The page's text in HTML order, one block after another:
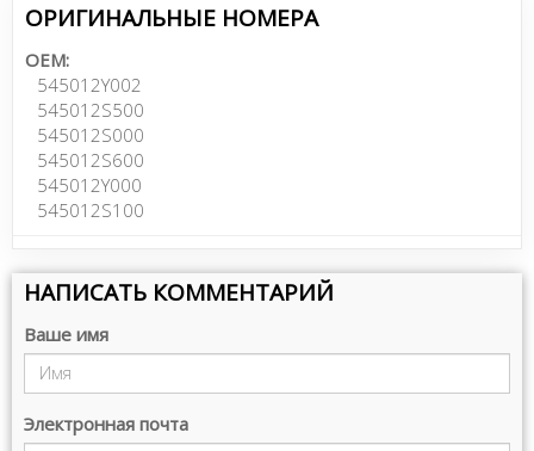
ОРИГИНАЛЬНЫЕ НОМЕРА
OEM:
545012Y002
545012S500
545012S000
545012S600
545012Y000
545012S100
НАПИСАТЬ КОММЕНТАРИЙ
Ваше имя
Электронная почта